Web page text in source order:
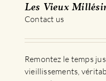
Les Vieux
Contact us
Remontez le temps
vieillissements,